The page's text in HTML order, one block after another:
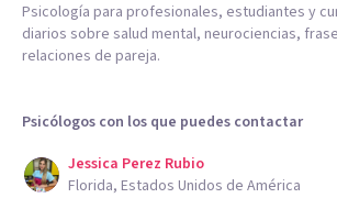
Psicología para profesionales, estudiantes y
diarios sobre salud mental, neurociencias,
relaciones de pareja.
Psicólogos con los que puedes contactar
Jessica Perez Rubio
Florida, Estados Unidos de América